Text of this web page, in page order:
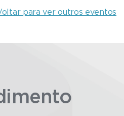
para ver outros eventos